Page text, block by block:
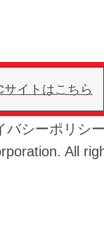
サイトはこちら
バシーポリシ
All